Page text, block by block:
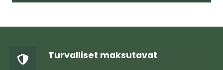
muunnelma.
Turvalliset maksutavat